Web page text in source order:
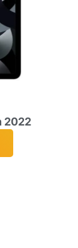
2022